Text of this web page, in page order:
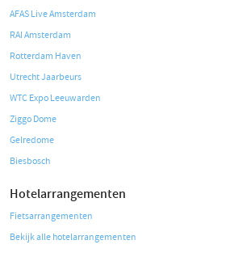
AFAS Live Amsterdam
RAI Amsterdam
Rotterdam Haven
Utrecht Jaarbeurs
WTC Expo Leeuwarden
Ziggo Dome
Gelredome
Biesbosch
Hotelarrangementen
Fietsarrangementen
Bekijk alle hotelarrangementen